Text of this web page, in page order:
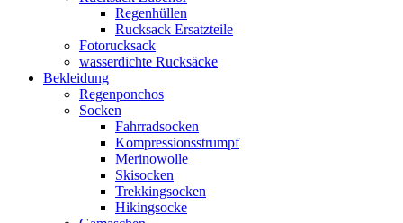
Regenhüllen
Rucksack Ersatzteile
Fotorucksack
wasserdichte Rucksäcke
Bekleidung
Regenponchos
Socken
Fahrradsocken
Kompressionsstrumpf
Merinowolle
Skisocken
Trekkingsocken
Hikingsocke